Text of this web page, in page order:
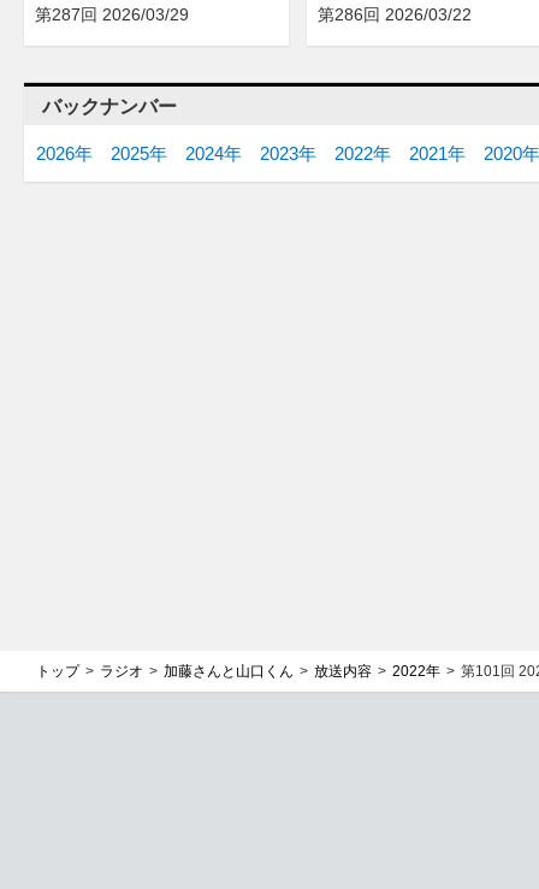
第287回 2026/03/29
第286回 2026/03/22
バックナンバー
2026年 2025年 2024年 2023年 2022年 2021年 2020年
トップ ラジオ 加藤さんと山口くん 放送内容 2022年 第101回